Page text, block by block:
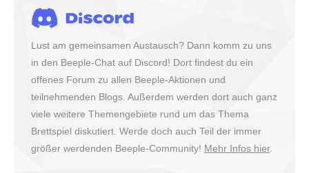
Lust am gemeinsamen Austausch? Dann komm zu uns
in den Beeple-Chat auf Discord! Dort findest du ein
offenes Forum zu allen Beeple-Aktionen und
teilnehmenden Blogs. Außerdem werden dort auch ganz
viele weitere Themengebiete rund um das Thema
Brettspiel diskutiert. Werde doch auch Teil der immer
größer werdenden Beeple-Community! Mehr Infos hier.